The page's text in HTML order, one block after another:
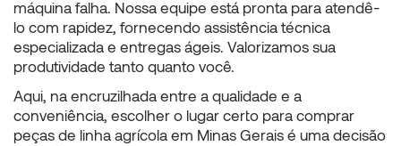
máquina falha. Nossa equipe está pronta para atendê-
lo com rapidez, fornecendo assistência técnica
especializada e entregas ágeis. Valorizamos sua
produtividade tanto quanto você.
Aqui, na encruzilhada entre a qualidade e a
conveniência, escolher o lugar certo para comprar
peças de linha agrícola em Minas Gerais é uma decisão